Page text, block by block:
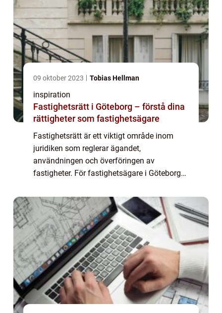
09 oktober 2023 Tobias Hellman
inspiration
Fastighetsrätt i Göteborg – förstå dina
rättigheter som fastighetsägare
Fastighetsrätt är ett viktigt område inom
juridiken som reglerar ägandet,
användningen och överföringen av
fastigheter. För fastighetsägare i Göteborg